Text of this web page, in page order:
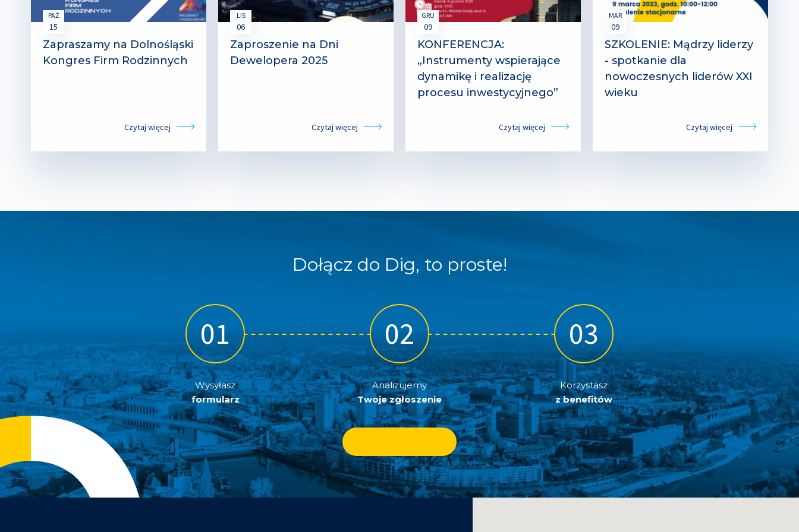
PAŹ
15
Zapraszamy na Dolnośląski
Kongres Firm Rodzinnych
Czytaj więcej
LIS
06
Zaproszenie na Dni
Dewelopera 2025
Czytaj więcej
GRU
09
KONFERENCJA:
„Instrumenty wspierające
dynamikę i realizację
procesu inwestycyjnego”
Czytaj więcej
MAR
09
SZKOLENIE: Mądrzy liderzy
- spotkanie dla
nowoczesnych liderów XXI
wieku
Czytaj więcej
Dołącz do Dig, to proste!
Wysyłasz
formularz
Analizujemy
Twoje zgłoszenie
Korzystasz
z benefitów